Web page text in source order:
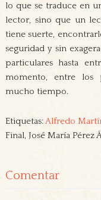
lo que se traduce en
lector, sino que un
tiene suerte,
seguridad y sin
particulares hasta
momento, entre los
mucho tiempo.
Etiquetas:Alfredo
Final, José María Pérez
Comentar